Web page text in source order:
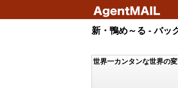
新・鴨め～る - バッ
世界一カンタンな世界の